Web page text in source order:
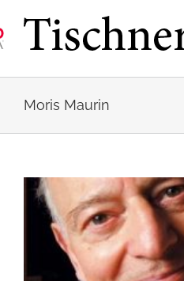
zawartości
Moris Maurin